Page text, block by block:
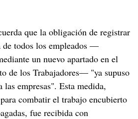
que la obligación de registrar
de todos los empleados —
un nuevo apartado en el
de los Trabajadores— "ya supuso
las empresas". Esta medida,
combatir el trabajo encubierto
fue recibida con